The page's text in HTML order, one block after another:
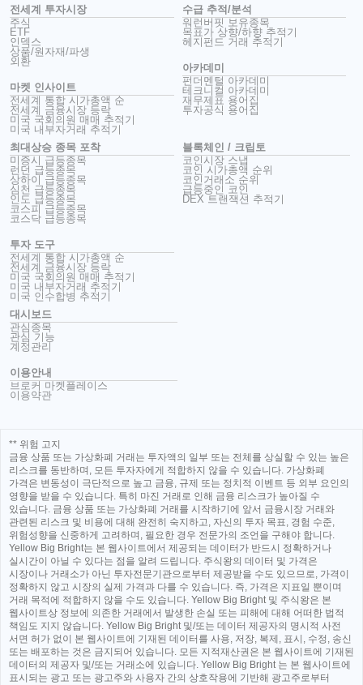
전세계 투자시장
주식
ETF
인덱스
상품/원자재/파생
외환
마켓 인사이트
전세계 통합 시가총액 순
전세계 금융시장 등락
미국 국회의원 매매 추적기
미국 내부자거래 추적기
수급 추적/분석
워런버핏 보유종목
목표가 상향/하향 추적기
헤지펀드 거래 추적기
아카데미
펀더멘털 아카데미
테크니컬 아카데미
재무제표 용어집
투자공식 용어집
최대상승 종목 포착
미증시 급등종목
런던 급등종목
상하이 급등종목
심천 급등종목
인도 급등종목
코스피 급등종목
코스닥 급등종목
투자 도구
전세계 통합 시가총액 순
전세계 금융시장 등락
미국 국회의원 매매 추적기
미국 내부자거래 추적기
미국 인수합병 추적기
블록체인 / 크립토
코인시장 스냅
코인 시가총액 순위
코인거래소 순위
급등중인 코인
DEX 트랜잭션 추적기
대시보드
관심종목
관심 기능
계정관리
이용안내
브로커 마켓플레이스
이용약관
** 위험 고지
금융 상품 또는 가상화폐 거래는 투자액의 일부 또는 전체를 상실할 수 있는 높은
리스크를 동반하며, 모든 투자자에게 적합하지 않을 수 있습니다. 가상화폐
가격은 변동성이 극단적으로 높고 금융, 규제 또는 정치적 이벤트 등 외부 요인의
영향을 받을 수 있습니다. 특히 마진 거래로 인해 금융 리스크가 높아질 수
있습니다. 금융 상품 또는 가상화폐 거래를 시작하기에 앞서 금융시장 거래와
관련된 리스크 및 비용에 대해 완전히 숙지하고, 자신의 투자 목표, 경험 수준,
위험성향을 신중하게 고려하며, 필요한 경우 전문가의 조언을 구해야 합니다.
Yellow Big Bright는 본 웹사이트에서 제공되는 데이터가 반드시 정확하거나
실시간이 아닐 수 있다는 점을 알려 드립니다. 주식왕의 데이터 및 가격은
시장이나 거래소가 아닌 투자전문기관으로부터 제공받을 수도 있으므로, 가격이
정확하지 않고 시장의 실제 가격과 다를 수 있습니다. 즉, 가격은 지표일 뿐이며
거래 목적에 적합하지 않을 수도 있습니다. Yellow Big Bright 및 주식왕은 본
웹사이트상 정보에 의존한 거래에서 발생한 손실 또는 피해에 대해 어떠한 법적
책임도 지지 않습니다. Yellow Big Bright 및/또는 데이터 제공자의 명시적 사전
서면 허가 없이 본 웹사이트에 기재된 데이터를 사용, 저장, 복제, 표시, 수정, 송신
또는 배포하는 것은 금지되어 있습니다. 모든 지적재산권은 본 웹사이트에 기재된
데이터의 제공자 및/또는 거래소에 있습니다. Yellow Big Bright 는 본 웹사이트에
표시되는 광고 또는 광고주와 사용자 간의 상호작용에 기반해 광고주로부터